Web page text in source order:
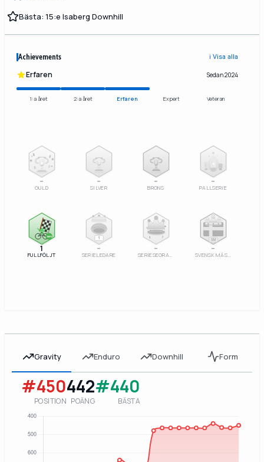
Gravity Enduro Downhill Form
#450
POSITION
442
POÄNG
#440
BÄSTA
Bästa: 15:e Isaberg Downhill
Achievements ℹ️ Visa alla
Erfaren Sedan 2024
1:a året 2:a året Erfaren Expert Veteran
–
GULD
–
SILVER
3
–
BRONS
–
PALLSERIE
100%
1
FULLFÖLJT
1
–
SERIELEDARE
–
SERIESEGRARE
SM
–
SVENSK MÄSTARE